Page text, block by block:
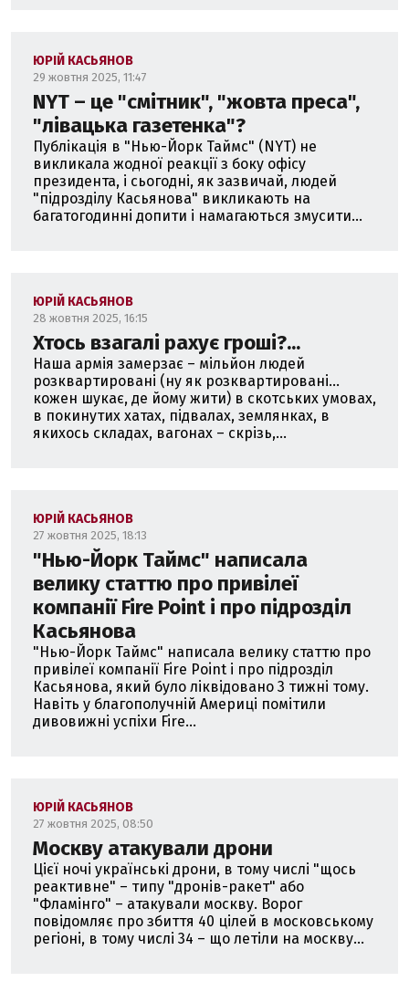
ЮРІЙ КАСЬЯНОВ
29 жовтня 2025, 11:47
NYT – це "смітник", "жовта преса",
"лівацька газетенка"?
Публікація в "Нью-Йорк Таймс" (NYT) не
викликала жодної реакції з боку офісу
президента, і сьогодні, як зазвичай, людей
"підрозділу Касьянова" викликають на
багатогодинні допити і намагаються змусити...
ЮРІЙ КАСЬЯНОВ
28 жовтня 2025, 16:15
Хтось взагалі рахує гроші?...
Наша армія замерзає – мільйон людей
розквартировані (ну як розквартировані...
кожен шукає, де йому жити) в скотських умовах,
в покинутих хатах, підвалах, землянках, в
якихось складах, вагонах – скрізь,...
ЮРІЙ КАСЬЯНОВ
27 жовтня 2025, 18:13
"Нью-Йорк Таймс" написала
велику статтю про привілеї
компанії Fire Point і про підрозділ
Касьянова
"Нью-Йорк Таймс" написала велику статтю про
привілеї компанії Fire Point і про підрозділ
Касьянова, який було ліквідовано 3 тижні тому.
Навіть у благополучній Америці помітили
дивовижні успіхи Fire...
ЮРІЙ КАСЬЯНОВ
27 жовтня 2025, 08:50
Москву атакували дрони
Цієї ночі українські дрони, в тому числі "щось
реактивне" – типу "дронів-ракет" або
"Фламінго" – атакували москву. Ворог
повідомляє про збиття 40 цілей в московському
регіоні, в тому числі 34 – що летіли на москву...